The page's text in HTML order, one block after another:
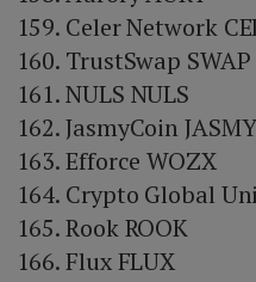
Celer Network
TrustSwap SWAP
NULS NULS
JasmyCoin JASMY
Efforce WOZX
Crypto Global
Rook ROOK
Flux FLUX